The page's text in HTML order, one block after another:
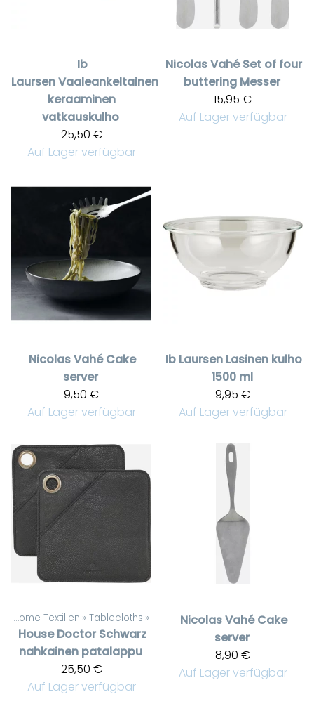
Ib
LaursenVaaleankeltainen
keraaminen
vatkauskulho
25,50 €
Auf Lager verfügbar
Nicolas Vahé Set of four
buttering Messer
15,95 €
Auf Lager verfügbar
Nicolas Vahé Cake
server
9,50 €
Auf Lager verfügbar
Ib Laursen Lasinen kulho
1500 ml
9,95 €
Auf Lager verfügbar
Home Textilien ‪» Tablecloths ‪»
House Doctor Schwarz
nahkainen patalappu
25,50 €
Auf Lager verfügbar
Nicolas Vahé Cake
server
8,90 €
Auf Lager verfügbar